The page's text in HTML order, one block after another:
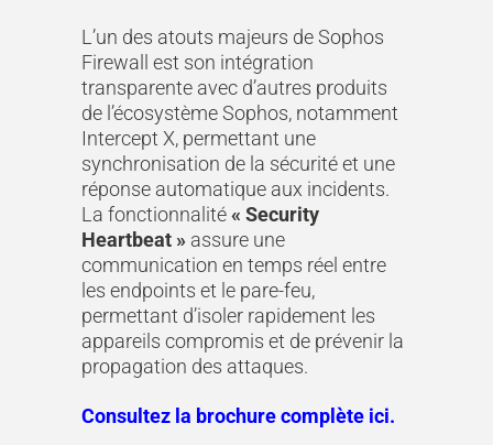
L’un des atouts majeurs de Sophos
Firewall est son intégration
transparente avec d’autres produits
de l’écosystème Sophos, notamment
Intercept X, permettant une
synchronisation de la sécurité et une
réponse automatique aux incidents.
La fonctionnalité« Security
Heartbeat » assure une
communication en temps réel entre
les endpoints et le pare-feu,
permettant d’isoler rapidement les
appareils compromis et de prévenir la
propagation des attaques.
Consultez la brochure complète ici.